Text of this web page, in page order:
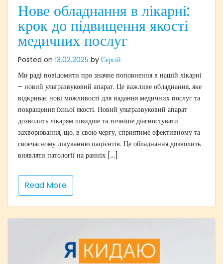
Нове обладнання в лікарні:
крок до підвищення якості
медичних послуг
Posted on 13.02.2025 by Сергій
Ми раді повідомити про значне поповнення в нашій лікарні
– новий ультразвуковий апарат. Це важливе обладнання, яке
відкриває нові можливості для надання медичних послуг та
покращення їхньої якості. Новий ультразвуковий апарат
дозволить лікарям швидше та точніше діагностувати
захворювання, що, в свою чергу, сприятиме ефективному та
своєчасному лікуванню пацієнтів. Це обладнання дозволить
виявляти патології на ранніх […]
Read More